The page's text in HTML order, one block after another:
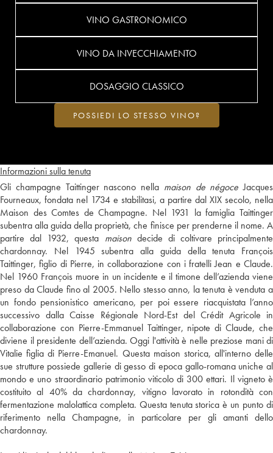
Informazioni sulla tenuta
Gli champagne Taittinger nascono nella maison de négoce Jacques
Fourneaux, fondata nel 1734 e stabilitasi, a partire dal XIX secolo, nella
Maison des Comtes de Champagne. Nel 1931 la famiglia Taittinger
subentra alla guida della proprietà, che finisce per prenderne il nome. A
partire dal 1932, questa maisondecide di coltivare principalmente
chardonnay. Nel 1945 subentra alla guida della tenuta François
Taittinger, figlio di Pierre, in collaborazione con i fratelli Jean e Claude.
Nel 1960 François muore in un incidente e il timone dell’azienda viene
preso da Claude fino al 2005. Nello stesso anno, la tenuta è venduta a
un fondo pensionistico americano, per poi essere riacquistata l’anno
successivo dalla Caisse Régionale Nord-Est del Crédit Agricole in
collaborazione con Pierre-Emmanuel Taittinger, nipote di Claude, che
diviene il presidente dell’azienda. Oggi l'attività è nelle preziose mani di
Vitalie figlia di Pierre-Emanuel. Questa maison storica, all'interno delle
sue strutture possiede gallerie di gesso di epoca gallo-romana uniche al
mondo e uno straordinario patrimonio viticolo di 300 ettari. Il vigneto è
costituito al 40% da chardonnay, vitigno lavorato in rotondità con
fermentazione malolattica completa. Questa tenuta storica è un punto di
riferimento nella Champagne, in particolare per gli amanti dello
chardonnay.
VINO GASTRONOMICO
VINO DA INVECCHIAMENTO
DOSAGGIO CLASSICO
POSSIEDI LO STESSO VINO?